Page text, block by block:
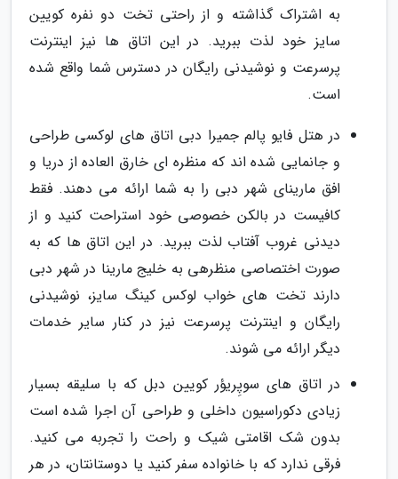
به اشتراک گذاشته و از راحتی تخت دو نفره کویین
سایز خود لذت ببرید. در این اتاق ها نیز اینترنت
پرسرعت و نوشیدنی رایگان در دسترس شما واقع شده
است.
در هتل فایو پالم جمیرا دبی اتاق های لوکسی طراحی
و جانمایی شده اند که منظره ای خارق العاده از دریا و
افق مارینای شهر دبی را به شما ارائه می دهند. فقط
کافیست در بالکن خصوصی خود استراحت کنید و از
دیدنی غروب آفتاب لذت ببرید. در این اتاق ها که به
صورت اختصاصی منظرهی به خلیج مارینا در شهر دبی
دارند تخت های خواب لوکس کینگ سایز، نوشیدنی
رایگان و اینترنت پرسرعت نیز در کنار سایر خدمات
دیگر ارائه می شوند.
در اتاق های سوپِریؤر کویین دبل که با سلیقه بسیار
زیادی دکوراسیون داخلی و طراحی آن اجرا شده است
بدون شک اقامتی شیک و راحت را تجربه می کنید.
فرقی ندارد که با خانواده سفر کنید یا دوستانتان، در هر